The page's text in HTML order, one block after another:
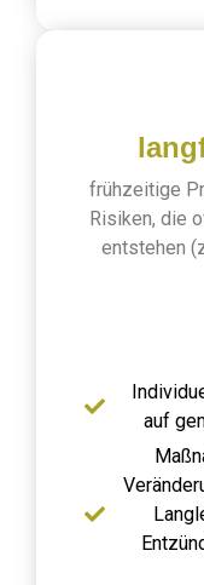
frühzeitige
Risiken, die
entstehen
auf